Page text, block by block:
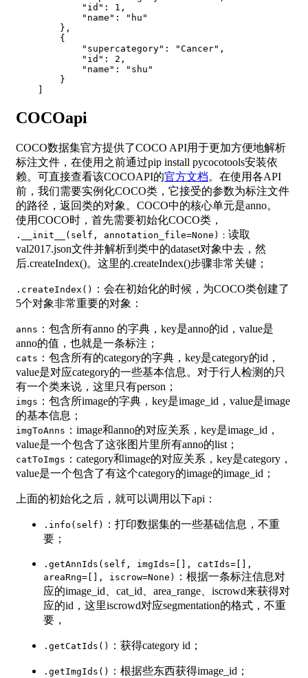
"id" : 1 ,
"name" :
"hu"
} ,
{
"supercategory" : "Cancer" ,
"id" : 2 ,
"name" :
"shu"
}
COCOapi
COCO数据集官方提供了COCO API用于更加方便地解析
标注文件，在使用之前通过pip install pycocotools安装依
赖。可直接查看该COCOAPI的官方文档。在使用各API
前，我们需要实例化COCO类，它接受的参数为标注文件
的路径，返回类的对象。COCO中的核心单元是anno。
使用COCO时，首先需要初始化COCO类，
.__init__(self, annotation_file=None)： 读取
val2017.json文件并解析到类中的dataset对象中去，然
后.createIndex()。这里的.createIndex()步骤非常关键；
.createIndex()
：会在初始化的时候，为COCO类创建了
5个对象非常重要的对象：
anns ：包含所有anno 的字典，key是anno的id，value是
anno的值，也就是一条标注；
cats ：包含所有的category的字典，key是category的id，
value是对应category的一些基本信息。对于行人检测的只
有一个类来说，这里只有person；
imgs ：包含所image的字典，key是image_id，value是image
的基本信息；
imgToAnns ：image和anno的对应关系，key是image_id，
value是一个包含了这张图片里所有anno的list；
catToImgs ：category和image的对应关系，key是category，
value是一个包含了有这个category的image的image_id；
上面的初始化之后，就可以调用以下api：
.info(self)
：打印数据集的一些基础信息，不重
要；
.getAnnIds(self, imgIds=[], catIds=[],
areaRng=[], iscrow=None)
：根据一条标注信息对
应的image_id、cat_id、area_range、iscrowd来获得对
应的id，这里iscrowd对应segmentation的格式，不重
要，
.getCatIds() ：获得category id；
.getImgIds() ：根据些东西获得image_id；